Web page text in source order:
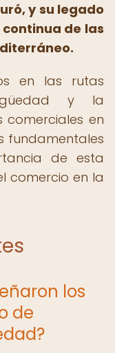
y su legado
de las
en las rutas
y la
en
fundamentales
de esta
comercio en la
los
de